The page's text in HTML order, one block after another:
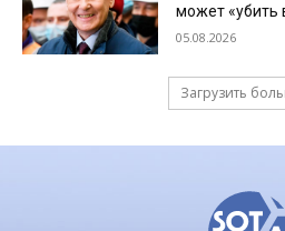
может «убить
05.08.2026
Загрузить